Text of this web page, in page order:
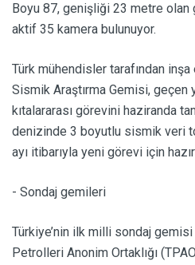
Boyu 87, genişliği 23 metre olan
aktif 35 kamera bulunuyor.
Türk mühendisler tarafından
Sismik Araştırma Gemisi, geçen
kıtalararası görevini haziranda
denizinde 3 boyutlu sismik veri
ayı itibarıyla yeni görevi için
- Sondaj gemileri
Türkiye’nin ilk milli sondaj
Petrolleri Anonim Ortaklığı